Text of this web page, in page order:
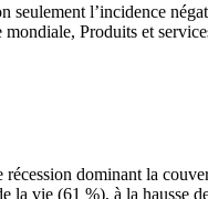
seulement l’incidence
Produits et
récession dominant la
la vie (61 %), à la hausse